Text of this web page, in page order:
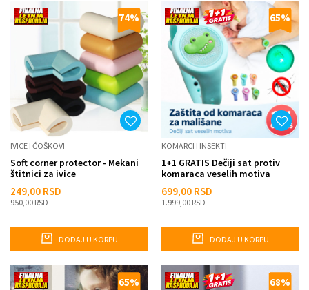
74%
IVICE I ĆOŠKOVI
Soft corner protector - Mekani
štitnici za ivice
249,00 RSD
950,00RSD
DODAJ U KORPU
65%
KOMARCI I INSEKTI
1+1 GRATIS Dečiji sat protiv
komaraca veselih motiva
699,00 RSD
1.999,00RSD
DODAJ U KORPU
65% 68%